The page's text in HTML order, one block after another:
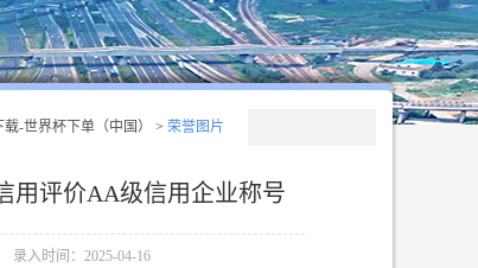
-世界杯下单（中国） > 荣誉图片
用评价AA级信用企业称号
录入时间：2025-04-16